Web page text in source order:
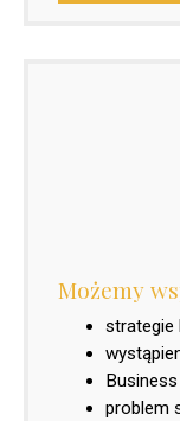
Możemy
strategie
problem